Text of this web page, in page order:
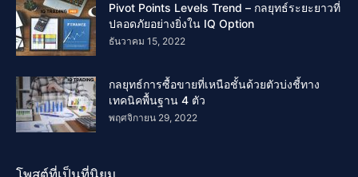
Pivot Points Levels Trend – กลยุทธ์ระยะยาวที่
ปลอดภัยอย่างยิ่งใน IQ Option
ธันวาคม 15, 2022
กลยุทธ์การซื้อขายที่เหนือชั้นด้วยตัวบ่งชี้ทาง
เทคนิคพื้นฐาน 4 ตัว
พฤศจิกายน 29, 2022